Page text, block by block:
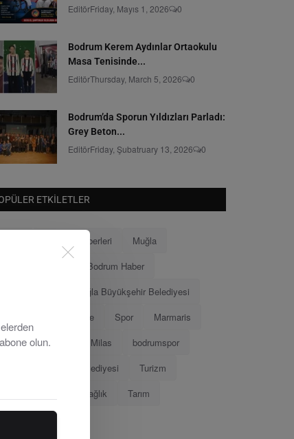
EditörFriday, Mayıs 1, 2026 0
Bodrum Kerem Aydınlar Ortaokulu
Masa Tenisinde...
EditörThursday, March 5, 2026 0
Bodrum’da Sporun Yıldızları Parladı:
Grey Beton...
EditörFriday, Şubatruary 13, 2026 0
ETKILETLER
Bodrum Haberleri
Muğla
Bodrum Haber
Muğla Büyükşehir Belediyesi
Menteşe Spor
Marmaris
Belediyesi
Milas
bodrumspor
Marmaris Belediyesi
Turizm
Sağlık Tarım
olun.